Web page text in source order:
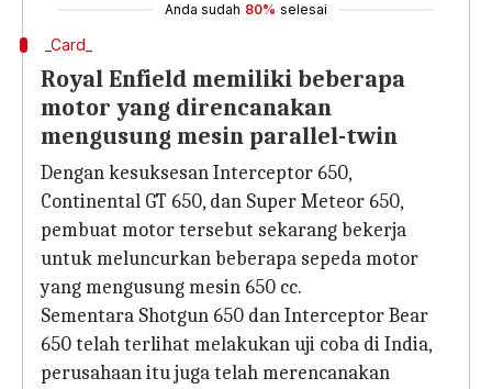
Anda sudah 80% selesai
_Card_
Royal Enfield memiliki beberapa
motor yang direncanakan
mengusung mesin parallel-twin
Dengan kesuksesan Interceptor 650,
Continental GT 650, dan Super Meteor 650,
pembuat motor tersebut sekarang bekerja
untuk meluncurkan beberapa sepeda motor
yang mengusung mesin 650 cc.
Sementara Shotgun 650 dan Interceptor Bear
650 telah terlihat melakukan uji coba di India,
perusahaan itu juga telah merencanakan